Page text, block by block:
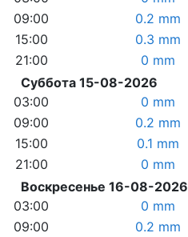
09:00
0.2 mm
15:00
0.3 mm
21:00
0 mm
Суббота 15-08-2026
03:00
0 mm
09:00
0.2 mm
15:00
0.1 mm
21:00
0 mm
Воскресенье 16-08-2026
03:00
0 mm
09:00
0.2 mm